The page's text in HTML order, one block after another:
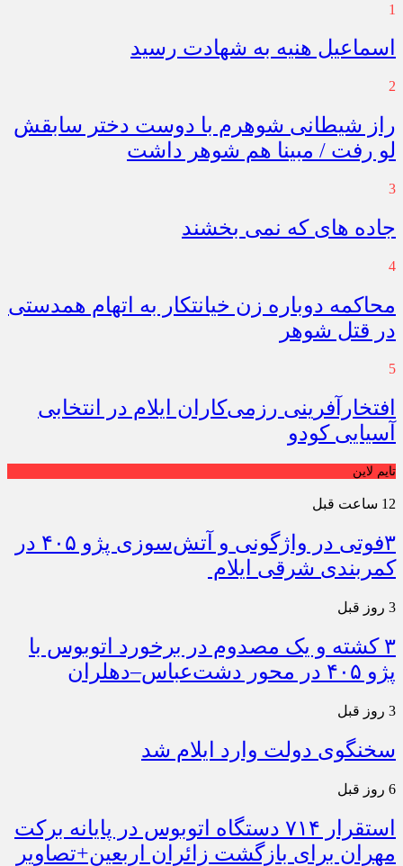
1
اسماعیل هنیه به شهادت رسید
2
راز شیطانی شوهرم با دوست دختر سابقش
لو رفت / مبینا هم شوهر داشت
3
جاده های که نمی بخشند
4
محاکمه دوباره زن خیانتکار به اتهام همدستی
در قتل شوهر
5
افتخارآفرینی رزمی‌کاران ایلام در انتخابی
آسیایی کودو
تایم لاین
12 ساعت قبل
۳فوتی در واژگونی و آتش‌سوزی پژو ۴۰۵ در
کمربندی شرقی ایلام
3 روز قبل
۳ کشته و یک مصدوم در برخورد اتوبوس با
پژو ۴۰۵ در محور دشت‌عباس–دهلران
3 روز قبل
سخنگوی دولت وارد ایلام شد
6 روز قبل
استقرار ۷۱۴ دستگاه اتوبوس در پایانه برکت
مهران برای بازگشت زائران اربعین+تصاویر